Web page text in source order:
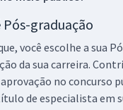
graduação
você escolhe a sua
da sua carreira.
no concurso
de especialista em